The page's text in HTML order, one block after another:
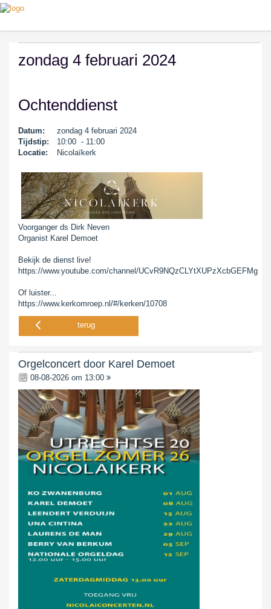
zondag 4 februari 2024
Ochtenddienst
Datum:
zondag 4 februari 2024
Tijdstip:
10:00 - 11:00
Locatie:
Nicolaïkerk
Voorganger ds Dirk Neven
Organist Karel Demoet
Bekijk de dienst live!
https://www.youtube.com/channel/UCvR9NQzCLYtXUPzXcbGEFMg
Of luister...
https://www.kerkomroep.nl/#/kerken/10708
terug
Orgelconcert door Karel Demoet
08-08-2026 om 13:00